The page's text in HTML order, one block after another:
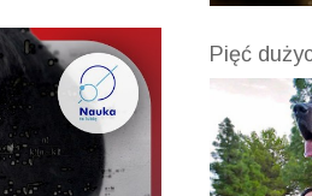
Pięć